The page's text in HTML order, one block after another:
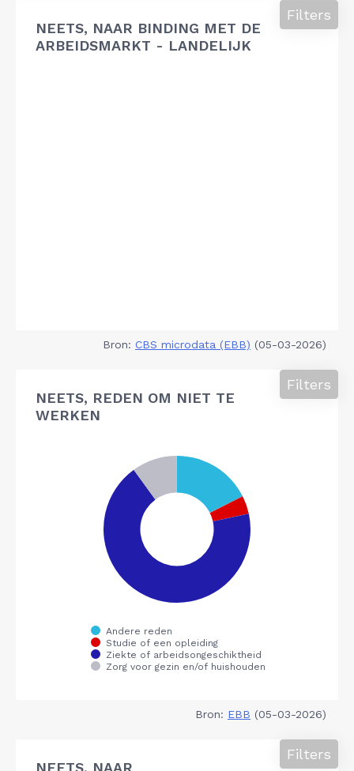
NEETS, NAAR BINDING MET DE
ARBEIDSMARKT - LANDELIJK
Filters
Bron: CBS microdata (EBB) (05-03-2026)
NEETS, REDEN OM NIET TE
WERKEN
Filters
Bron: EBB (05-03-2026)
NEETS, NAAR
Filters